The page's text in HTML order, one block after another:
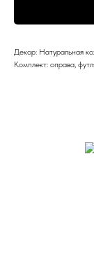
Декор: Натуральная
Комплект: оправа,